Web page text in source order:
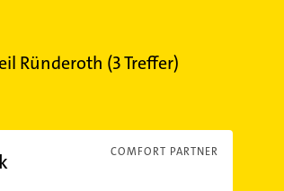
Ründeroth (3Treffer)
COMFORT PARTNER